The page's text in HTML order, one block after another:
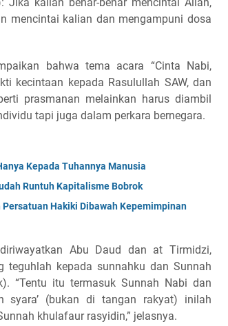
mencintai kalian dan mengampuni dosa
bahwa tema acara “Cinta Nabi,
kecintaan kepada Rasulullah SAW, dan
prasmanan melainkan harus diambil
tapi juga dalam perkara bernegara.
Kepada Tuhannya Manusia
Runtuh Kapitalisme Bobrok
Hakiki Dibawah Kepemimpinan
Abu Daud dan at Tirmidzi,
teguhlah kepada sunnahku dan Sunnah
“Tentu itu termasuk Sunnah Nabi dan
syara’ (bukan di tangan rakyat) inilah
khulafaur rasyidin,” jelasnya.